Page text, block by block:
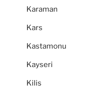
Karaman
Kars
Kastamonu
Kayseri
Kilis